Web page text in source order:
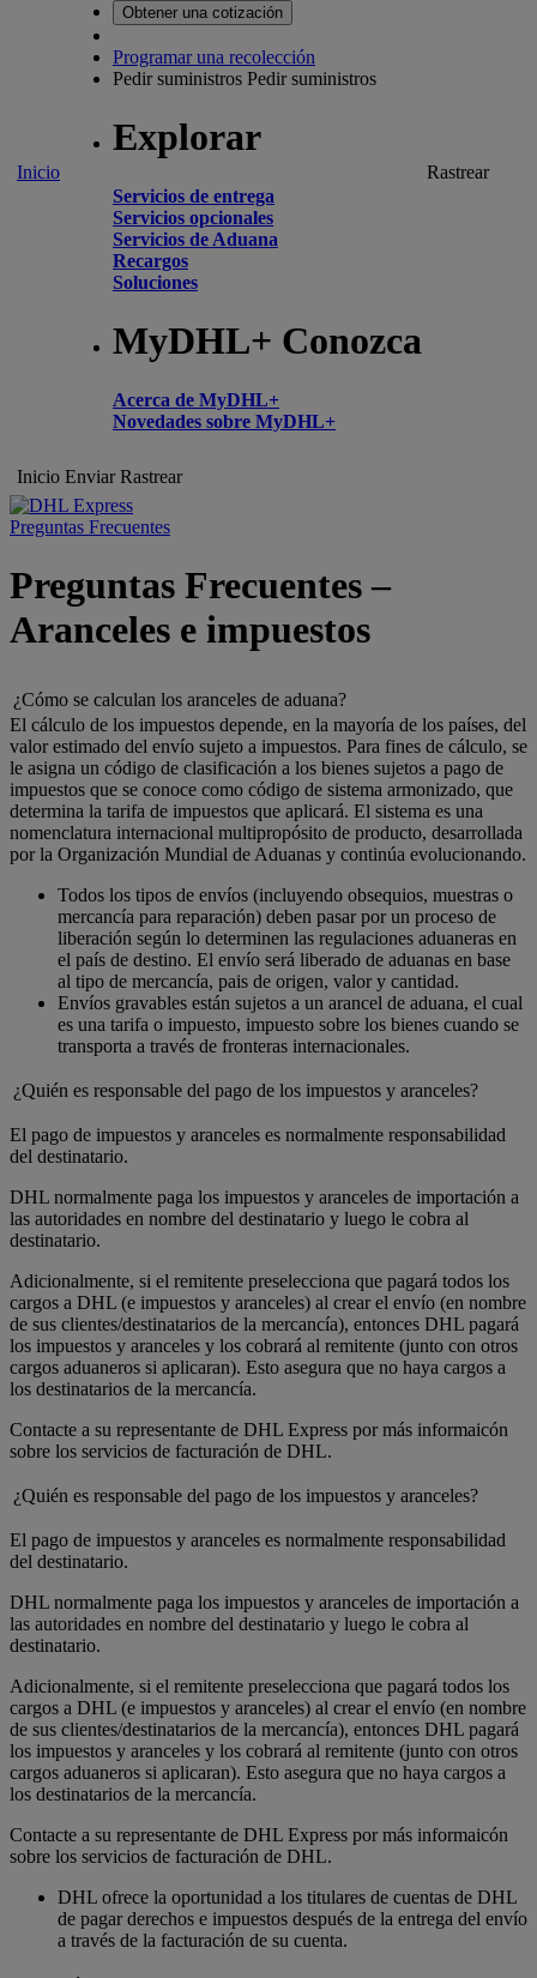
Inicio
Obtener una cotización
Programar una recolección
Pedir suministros Pedir suministros
Explorar
Servicios de entrega
Servicios opcionales
Servicios de Aduana
Recargos
Soluciones
MyDHL+ Conozca
Acerca de MyDHL+
Novedades sobre MyDHL+
Rastrear
Inicio Enviar Rastrear
Preguntas Frecuentes
Preguntas Frecuentes –
Aranceles e impuestos
¿Cómo se calculan los aranceles de aduana?
El cálculo de los impuestos depende, en la mayoría de los países, del
valor estimado del envío sujeto a impuestos. Para fines de cálculo, se
le asigna un código de clasificación a los bienes sujetos a pago de
impuestos que se conoce como código de sistema armonizado, que
determina la tarifa de impuestos que aplicará. El sistema es una
nomenclatura internacional multipropósito de producto, desarrollada
por la Organización Mundial de Aduanas y continúa evolucionando.
Todos los tipos de envíos (incluyendo obsequios, muestras o
mercancía para reparación) deben pasar por un proceso de
liberación según lo determinen las regulaciones aduaneras en
el país de destino. El envío será liberado de aduanas en base
al tipo de mercancía, pais de origen, valor y cantidad.
Envíos gravables están sujetos a un arancel de aduana, el cual
es una tarifa o impuesto, impuesto sobre los bienes cuando se
transporta a través de fronteras internacionales.
¿Quién es responsable del pago de los impuestos y aranceles?
El pago de impuestos y aranceles es normalmente responsabilidad
del destinatario.
DHL normalmente paga los impuestos y aranceles de importación a
las autoridades en nombre del destinatario y luego le cobra al
destinatario.
Adicionalmente, si el remitente preselecciona que pagará todos los
cargos a DHL (e impuestos y aranceles) al crear el envío (en nombre
de sus clientes/destinatarios de la mercancía), entonces DHL pagará
los impuestos y aranceles y los cobrará al remitente (junto con otros
cargos aduaneros si aplicaran). Esto asegura que no haya cargos a
los destinatarios de la mercancía.
Contacte a su representante de DHL Express por más informaicón
sobre los servicios de facturación de DHL.
¿Quién es responsable del pago de los impuestos y aranceles?
El pago de impuestos y aranceles es normalmente responsabilidad
del destinatario.
DHL normalmente paga los impuestos y aranceles de importación a
las autoridades en nombre del destinatario y luego le cobra al
destinatario.
Adicionalmente, si el remitente preselecciona que pagará todos los
cargos a DHL (e impuestos y aranceles) al crear el envío (en nombre
de sus clientes/destinatarios de la mercancía), entonces DHL pagará
los impuestos y aranceles y los cobrará al remitente (junto con otros
cargos aduaneros si aplicaran). Esto asegura que no haya cargos a
los destinatarios de la mercancía.
Contacte a su representante de DHL Express por más informaicón
sobre los servicios de facturación de DHL.
DHL ofrece la oportunidad a los titulares de cuentas de DHL
de pagar derechos e impuestos después de la entrega del envío
a través de la facturación de su cuenta.